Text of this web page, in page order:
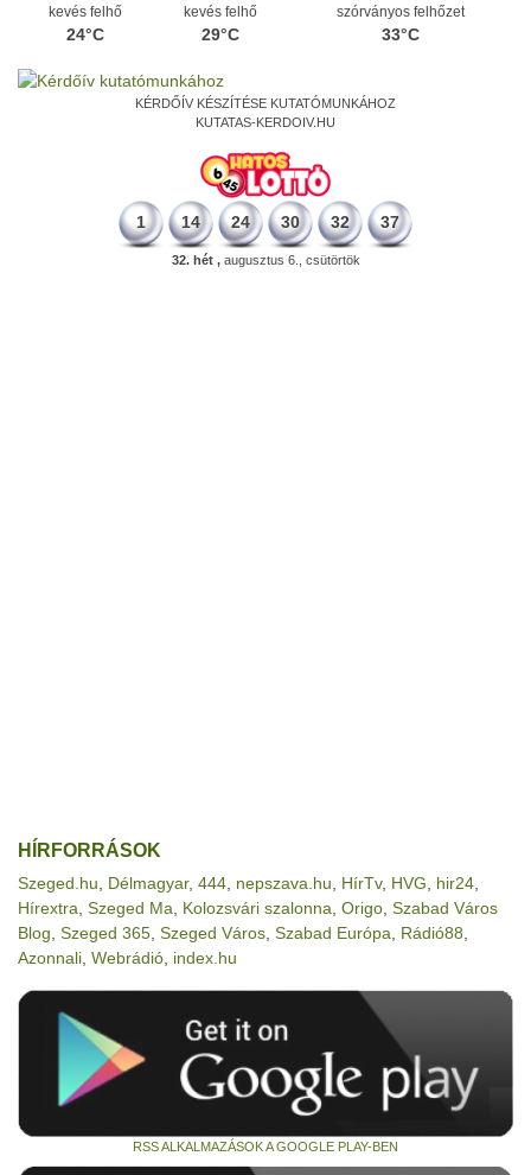
kevés felhő
24°C
kevés felhő
29°C
szórványos felhőzet
33°C
KÉRDŐÍV KÉSZÍTÉSE KUTATÓMUNKÁHOZ
KUTATAS-KERDOIV.HU
1 14 24 30 32 37
32. hét ,augusztus 6., csütörtök
HÍRFORRÁSOK
Szeged.hu Délmagyar, 444 nepszava.hu HírTv, HVG hir24
Hírextra Szeged Ma Kolozsvári szalonna Origo Szabad Város
Blog Szeged 365 Szeged Város Szabad Európa Rádió88
Azonnali Webrádió index.hu
RSS ALKALMAZÁSOK A GOOGLE PLAY-BEN